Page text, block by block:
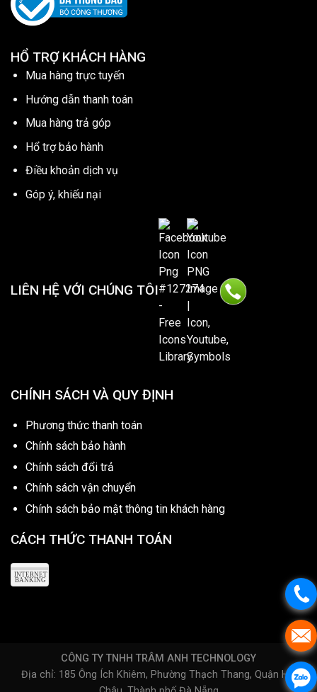
HỔ TRỢ KHÁCH HÀNG
Mua hàng trực tuyến
Hướng dẫn thanh toán
Mua hàng trả góp
Hổ trợ bảo hành
Điều khoản dịch vụ
Góp ý, khiếu nại
LIÊN HỆ VỚI CHÚNG TÔI
CHÍNH SÁCH VÀ QUY ĐỊNH
Phương thức thanh toán
Chính sách bảo hành
Chính sách đổi trả
Chính sách vận chuyển
Chính sách bảo mật thông tin khách hàng
CÁCH THỨC THANH TOÁN
CÔNG TY TNHH TRÂM ANH TECHNOLOGY
Địa chỉ: 185 Ông Ích Khiêm, Phường Thạch Thang, Quận Hải